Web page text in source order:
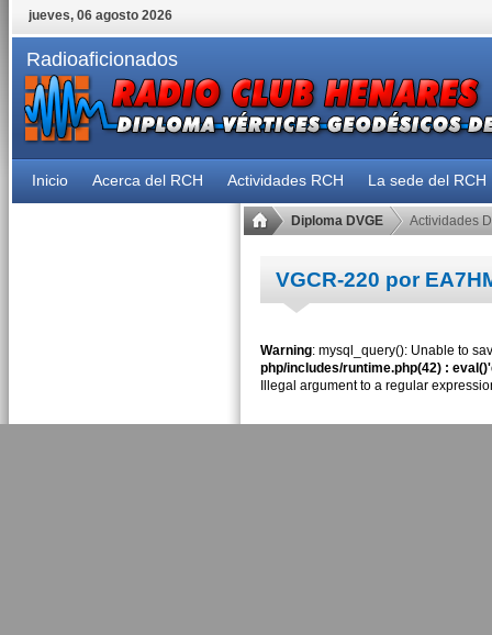
jueves, 06 agosto 2026
Radioaficionados
Inicio Acerca del RCH Actividades RCH La sede del RCH
Diploma DVGE Actividades
VGCR-220 por
Warning: mysql_query(): Unable to
php/includes/runtime.php(42) :
Illegal argument to a regular